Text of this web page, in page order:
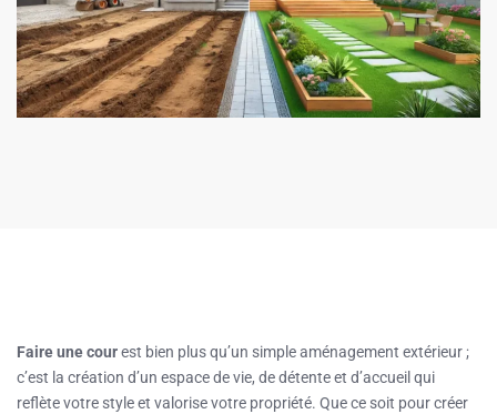
Faire une courest bien plus qu’un simple aménagement extérieur ;
c’est la création d’un espace de vie, de détente et d’accueil qui
reflète votre style et valorise votre propriété. Que ce soit pour créer